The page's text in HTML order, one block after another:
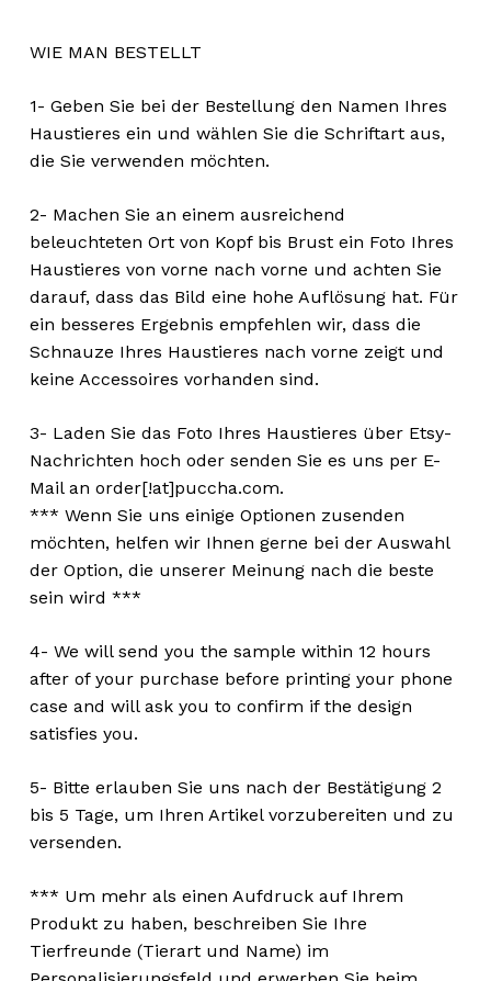
WIE MAN BESTELLT
1- Geben Sie bei der Bestellung den Namen Ihres
Haustieres ein und wählen Sie die Schriftart aus,
die Sie verwenden möchten.
2- Machen Sie an einem ausreichend
beleuchteten Ort von Kopf bis Brust ein Foto Ihres
Haustieres von vorne nach vorne und achten Sie
darauf, dass das Bild eine hohe Auflösung hat. Für
ein besseres Ergebnis empfehlen wir, dass die
Schnauze Ihres Haustieres nach vorne zeigt und
keine Accessoires vorhanden sind.
3- Laden Sie das Foto Ihres Haustieres über Etsy-
Nachrichten hoch oder senden Sie es uns per E-
Mail an order[!at]puccha.com.
*** Wenn Sie uns einige Optionen zusenden
möchten, helfen wir Ihnen gerne bei der Auswahl
der Option, die unserer Meinung nach die beste
sein wird ***
4- We will send you the sample within 12 hours
after of your purchase before printing your phone
case and will ask you to confirm if the design
satisfies you.
5- Bitte erlauben Sie uns nach der Bestätigung 2
bis 5 Tage, um Ihren Artikel vorzubereiten und zu
versenden.
*** Um mehr als einen Aufdruck auf Ihrem
Produkt zu haben, beschreiben Sie Ihre
Tierfreunde (Tierart und Name) im